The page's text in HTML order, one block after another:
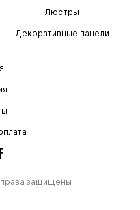
Люстры
Декоративные панели
защищены